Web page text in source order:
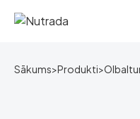
Sākums
Sākums>Produkti>